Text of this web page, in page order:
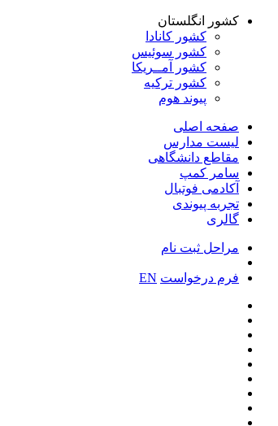
کشور انگلستان
کشور کانادا
کشور سوئیس
کشور آمــریکا
کشور ترکیه
پیوند هوم
صفحه اصلی
لیست مدارس
مقاطع دانشگاهی
سامر کمپ
آکادمی فوتبال
تجربه پیوندی
گالری
مراحل ثبت نام
فرم درخواست EN